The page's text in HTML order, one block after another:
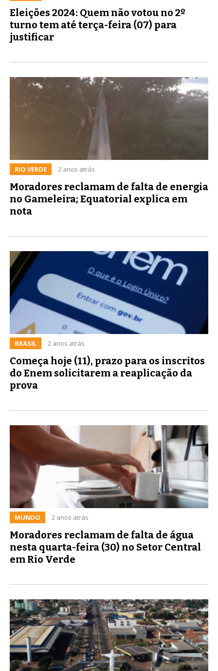
Eleições 2024: Quem não votou no 2º
turno tem até terça-feira (07) para
justificar
RIO VERDE 2 anos atrás
Moradores reclamam de falta de energia
no Gameleira; Equatorial explica em
nota
BRASIL 2 anos atrás
Começa hoje (11), prazo para os inscritos
do Enem solicitarem a reaplicação da
prova
MUNDO 2 anos atrás
Moradores reclamam de falta de água
nesta quarta-feira (30) no Setor Central
em Rio Verde